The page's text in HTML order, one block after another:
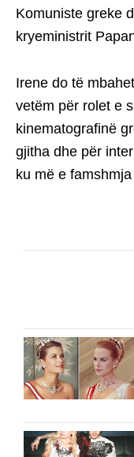
Komuniste greke
kryeministrit
Irene do të
vetëm për rolet e
kinematografinë
gjitha dhe për
ku më e famshmja